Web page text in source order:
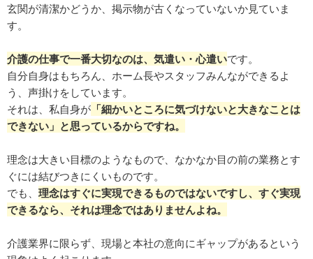
玄関が清潔かどうか、掲示物が古くなっていないか見ていま
す。
介護の仕事で一番大切なのは、気遣い・心遣いです。
自分自身はもちろん、ホーム長やスタッフみんなができるよ
う、声掛けをしています。
それは、私自身が 「細かいところに気づけないと大きなことは
できない」と思っているからですね。
理念は大きい目標のようなもので、なかなか目の前の業務とす
ぐには結びつきにくいものです。
でも、 理念はすぐに実現できるものではないですし、すぐ実現
できるなら、それは理念ではありませんよね。
介護業界に限らず、現場と本社の意向にギャップがあるという